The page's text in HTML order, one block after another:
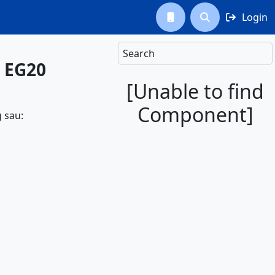
  Login
Search
[Unable to find
Component]
sau: